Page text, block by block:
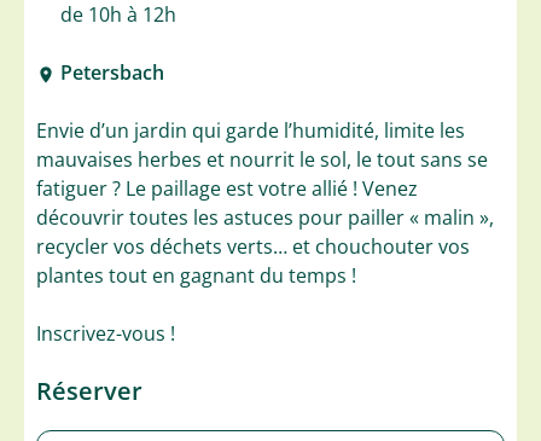
de 10h à 12h
Petersbach
Envie d’un jardin qui garde l’humidité, limite les
mauvaises herbes et nourrit le sol, le tout sans se
fatiguer ? Le paillage est votre allié ! Venez
découvrir toutes les astuces pour pailler « malin »,
recycler vos déchets verts… et chouchouter vos
plantes tout en gagnant du temps !
Inscrivez-vous !
Réserver